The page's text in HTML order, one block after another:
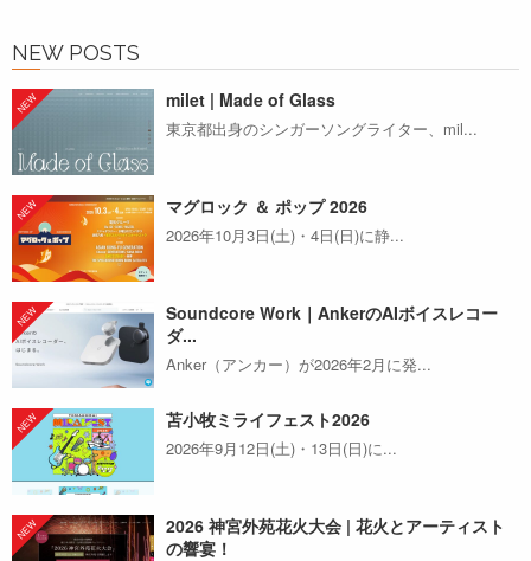
NEW POSTS
milet | Made of Glass
東京都出身のシンガーソングライター、mil...
マグロック ＆ ポップ 2026
2026年10月3日(土)・4日(日)に静...
Soundcore Work｜AnkerのAIボイスレコー
ダ...
Anker（アンカー）が2026年2月に発...
苫小牧ミライフェスト2026
2026年9月12日(土)・13日(日)に...
2026 神宮外苑花火大会 | 花火とアーティスト
の響宴！